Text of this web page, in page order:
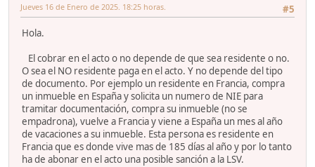
#5
Jueves 16 de Enero de 2025. 18:25 horas.
Hola.
El cobrar en el acto o no depende de que sea residente o no.
O sea el NO residente paga en el acto. Y no depende del tipo
de documento. Por ejemplo un residente en Francia, compra
un inmueble en España y solicita un numero de NIE para
tramitar documentación, compra su inmueble (no se
empadrona), vuelve a Francia y viene a España un mes al año
de vacaciones a su inmueble. Esta persona es residente en
Francia que es donde vive mas de 185 días al año y por lo tanto
ha de abonar en el acto una posible sanción a la LSV.